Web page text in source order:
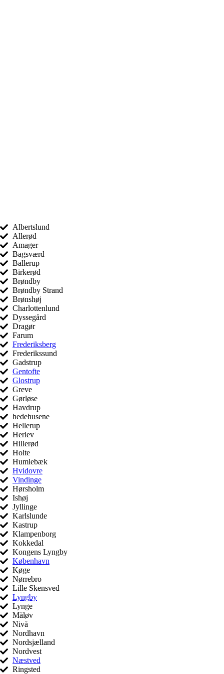
Albertslund
Allerød
Amager
Bagsværd
Ballerup
Birkerød
Brøndby
Brøndby Strand
Brønshøj
Charlottenlund
Dyssegård
Dragør
Farum
Frederiksberg
Frederikssund
Gadstrup
Gentofte
Glostrup
Greve
Gørløse
Havdrup
hedehusene
Hellerup
Herlev
Hillerød
Holte
Humlebæk
Hvidovre
Vindinge
Hørsholm
Ishøj
Jyllinge
Karlslunde
Kastrup
Klampenborg
Kokkedal
Kongens Lyngby
København
Køge
Nørrebro
Lille Skensved
Lyngby
Lynge
Måløv
Nivå
Nordhavn
Nordsjælland
Nordvest
Næstved
Ringsted